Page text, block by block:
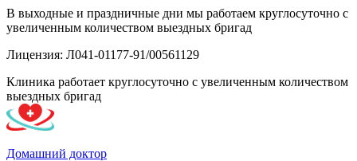
В выходные и праздничные дни мы работаем круглосуточно с
увеличенным количеством выездных бригад
Лицензия: Л041-01177-91/00561129
Клиника работает круглосуточно с увеличенным количеством
выездных бригад
Домашний доктор